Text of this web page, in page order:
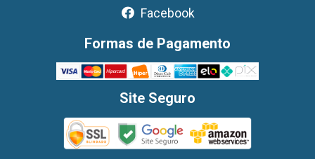
Facebook
Formas de Pagamento
Site Seguro